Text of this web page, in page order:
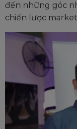
đến những góc
chiến lược